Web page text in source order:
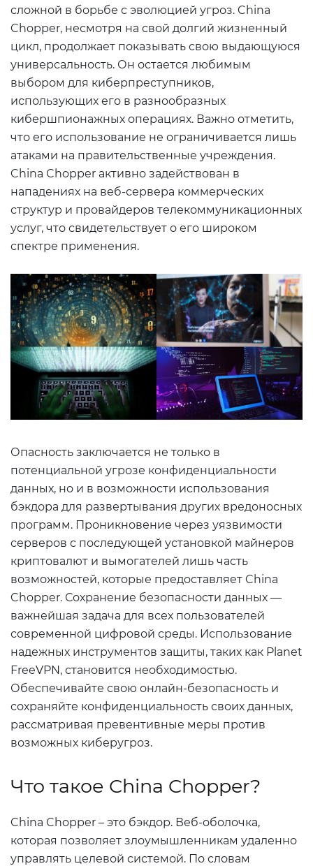
сложной в борьбе с эволюцией угроз. China
Chopper, несмотря на свой долгий жизненный
цикл, продолжает показывать свою выдающуюся
универсальность. Он остается любимым
выбором для киберпреступников,
использующих его в разнообразных
кибершпионажных операциях. Важно отметить,
что его использование не ограничивается лишь
атаками на правительственные учреждения.
China Chopper активно задействован в
нападениях на веб-сервера коммерческих
структур и провайдеров телекоммуникационных
услуг, что свидетельствует о его широком
спектре применения.
Опасность заключается не только в
потенциальной угрозе конфиденциальности
данных, но и в возможности использования
бэкдора для развертывания других вредоносных
программ. Проникновение через уязвимости
серверов с последующей установкой майнеров
криптовалют и вымогателей лишь часть
возможностей, которые предоставляет China
Chopper. Сохранение безопасности данных —
важнейшая задача для всех пользователей
современной цифровой среды. Использование
надежных инструментов защиты, таких как Planet
FreeVPN, становится необходимостью.
Обеспечивайте свою онлайн-безопасность и
сохраняйте конфиденциальность своих данных,
рассматривая превентивные меры против
возможных киберугроз.
Что такое China Chopper?
China Chopper – это бэкдор. Веб-оболочка,
которая позволяет злоумышленникам удаленно
управлять целевой системой. По словам